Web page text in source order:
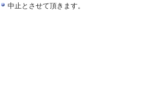
中止とさせて頂きます。